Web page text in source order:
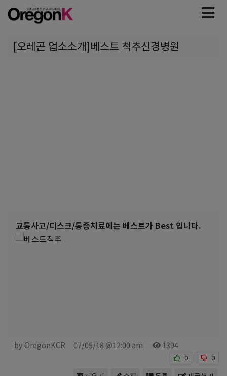
[오레곤 업소소개]베스트 척추신경병원
교통사고/디스크/통증치료에는 베스트가 Best 입니다.
by OregonKCR 07/05/18 @12:00 am 1394
0 0